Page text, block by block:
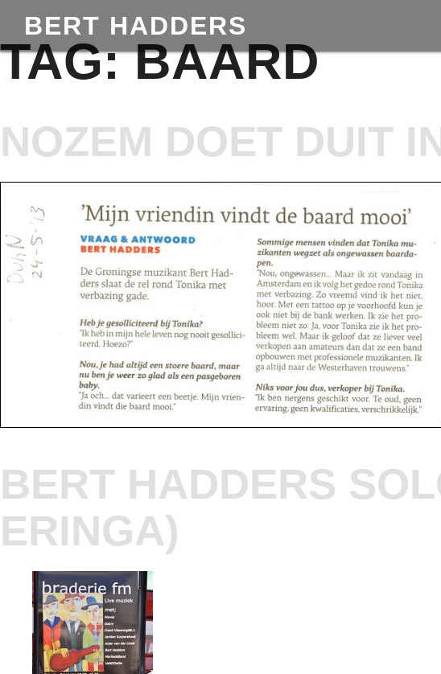
BERT HADDERS
TAG:BAARD
NOZEM DOET DUIT
BERT HADDERS
ERINGA)